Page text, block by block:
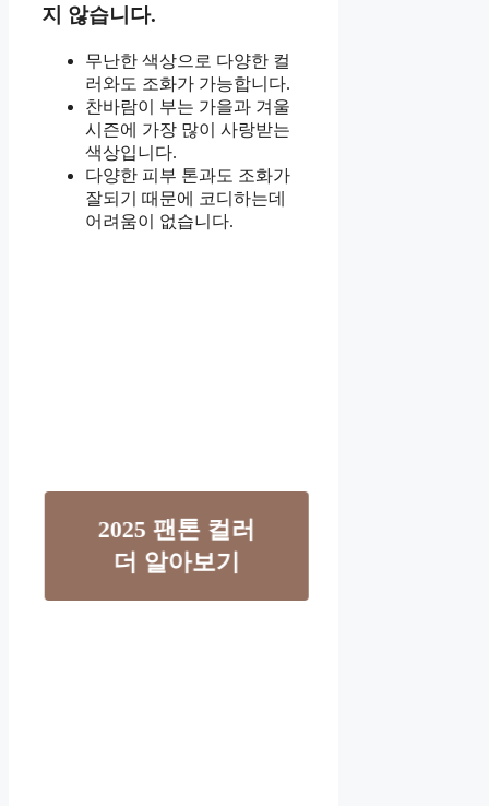
지 않습니다.
무난한 색상으로 다양한 컬
러와도 조화가 가능합니다.
찬바람이 부는 가을과 겨울
시즌에 가장 많이 사랑받는
색상입니다.
다양한 피부 톤과도 조화가
잘되기 때문에 코디하는데
어려움이 없습니다.
2025 팬톤 컬러
더 알아보기